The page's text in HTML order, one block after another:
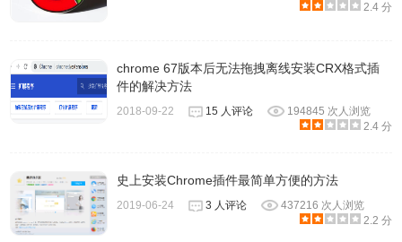
2.4 分
chrome 67版本后无法拖拽离线安装CRX格式插
件的解决方法
2018-09-22 15 人评论
194845 次人浏览
2.4 分
史上安装Chrome插件最简单方便的方法
2019-06-24 3 人评论
437216 次人浏览
2.2 分